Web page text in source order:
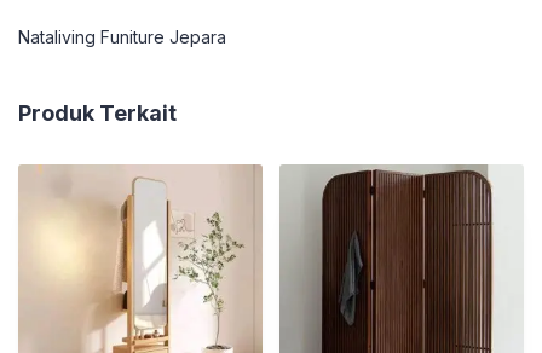
Nataliving Funiture Jepara
Produk Terkait